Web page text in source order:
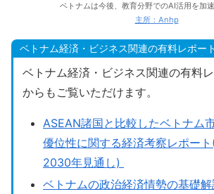
ベトナムは今後、教育分野でのAI活用を加
主所：Anhp
ベトナム経済・ビジネス関連の有料レポー
ベトナム経済・ビジネス関連の有料
からもご覧いただけます。
ASEAN諸国と比較したベトナム
優位性に関する経済考察レポー
2030年見通し)
ベトナムの政治経済情勢の基礎